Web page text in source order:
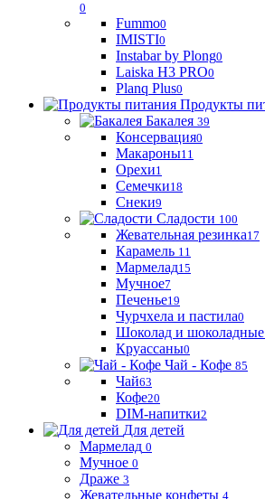
0
Fummo0
IMISTI0
Instabar by Plong0
Laiska H3 PRO0
Planq Plus0
Продукты
Бакалея 39
Консервация0
Макароны11
Орехи1
Семечки18
Снеки9
Сладости 100
Жевательная резинка17
Карамель 11
Мармелад15
Мучное7
Печенье19
Чурчхела и пастила0
Шоколад и
Круассаны0
Чай - Кофе 85
Чай63
Кофе20
DIM-напитки2
Для детей
Мармелад 0
Мучное 0
Драже 3
Жевательные конфеты 4